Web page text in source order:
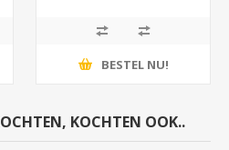
BESTEL NU!
KOCHTEN OOK..